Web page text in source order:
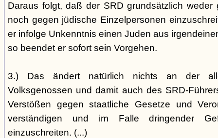
Daraus folgt, daß der SRD grundsätzlich weder
noch gegen jüdische Einzelpersonen
er infolge Unkenntnis einen Juden aus
so beendet er sofort sein Vorgehen.
3.) Das ändert natürlich nichts an der
Volksgenossen und damit auch des SRD-
Verstößen gegen staatliche Gesetze und
verständigen und im Falle dringender
einzuschreiten. (...)